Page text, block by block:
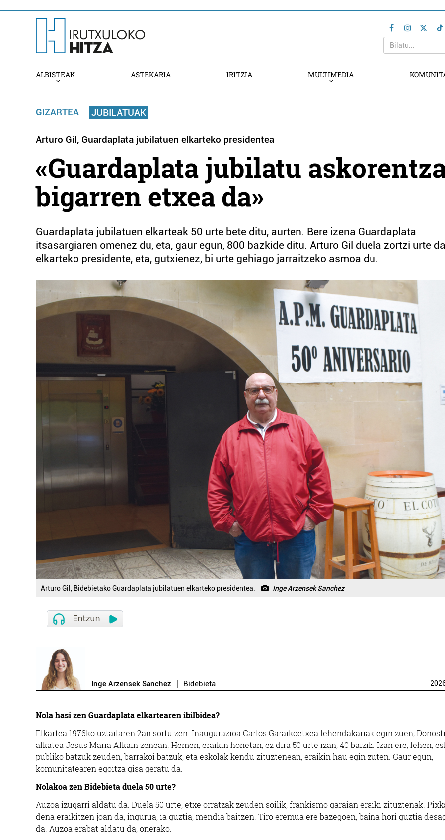
ALBISTEAK ASTEKARIA IRITZIA MULTIMEDIA
GIZARTEA JUBILATUAK
Arturo Gil, Guardaplata jubilatuen elkarteko presidentea
«Guardaplata jubilatu
bigarren etxea da»
Guardaplata jubilatuen elkarteak 50 urte bete ditu, aurten. Bere izena Guardaplata
itsasargiaren omenez du, eta, gaur egun, 800 bazkide ditu. Arturo Gil duela zortzi urte da
elkarteko presidente, eta, gutxienez, bi urte gehiago jarraitzeko asmoa du.
Arturo Gil, Bidebietako Guardaplata jubilatuen elkarteko presidentea. Inge Arzensek Sanchez
Inge Arzensek Sanchez Bidebieta
Nola hasi zen Guardaplata elkartearen ibilbidea?
Elkartea 1976ko uztailaren 2an sortu zen. Inaugurazioa Carlos Garaikoetxea lehendakariak egin zuen,
alkatea Jesus Maria Alkain zenean. Hemen, eraikin honetan, ez dira 50 urte izan, 40 baizik. Izan ere, lehen,
publiko batzuk zeuden, barrakoi batzuk, eta eskolak kendu zituztenean, eraikin hau egin zuten. Gaur egun,
komunitatearen egoitza gisa geratu da.
Nolakoa zen Bidebieta duela 50 urte?
Auzoa izugarri aldatu da. Duela 50 urte, etxe orratzak zeuden soilik, frankismo garaian eraiki zituztenak.
dena eraikitzen joan da, ingurua, ia guztia, mendia baitzen. Tiro eremua ere bazegoen, baina hori guztia
da. Auzoa erabat aldatu da, onerako.